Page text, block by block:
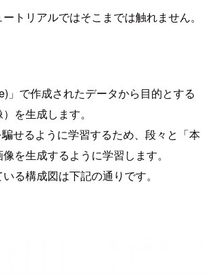
トリアルではそこまでは触れません。
」で作成されたデータから目的とする
を生成します。
騙せるように学習するため、段々と「本
を生成するように学習します。
る構成図は下記の通りです。